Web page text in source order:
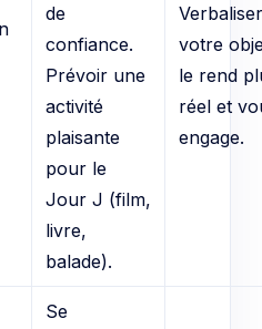
de
confiance.
Prévoir une
activité
plaisante
pour le
Jour J (film,
livre,
balade).
Verbaliser
votre
le rend
réel et
engage.
Se